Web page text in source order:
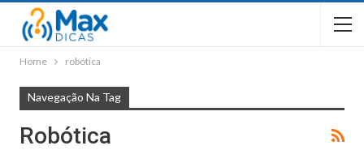
Home robótica
Navegação Na Tag
Robótica